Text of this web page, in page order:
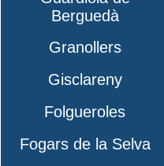
Berguedà
Granollers
Gisclareny
Folgueroles
Fogars de la Selva